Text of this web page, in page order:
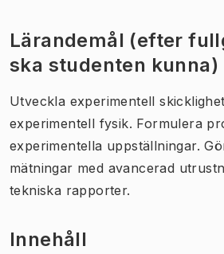
Lärandemål (efter
ska studenten kunna)
Utveckla experimentell
experimentell fysik. Formulera
experimentella uppställningar.
mätningar med avancerad
tekniska rapporter.
Innehåll